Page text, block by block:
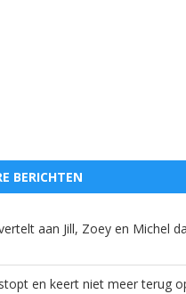
BERICHTEN
aan Jill, Zoey en Michel
en keert niet meer terug